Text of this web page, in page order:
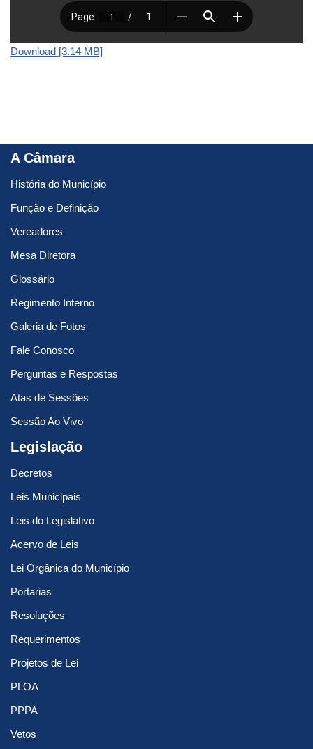
Download [3.14 MB]
A Câmara
História do Município
Função e Definição
Vereadores
Mesa Diretora
Glossário
Regimento Interno
Galeria de Fotos
Fale Conosco
Perguntas e Respostas
Atas de Sessões
Sessão Ao Vivo
Legislação
Decretos
Leis Municipais
Leis do Legislativo
Acervo de Leis
Lei Orgânica do Município
Portarias
Resoluções
Requerimentos
Projetos de Lei
PLOA
PPPA
Vetos